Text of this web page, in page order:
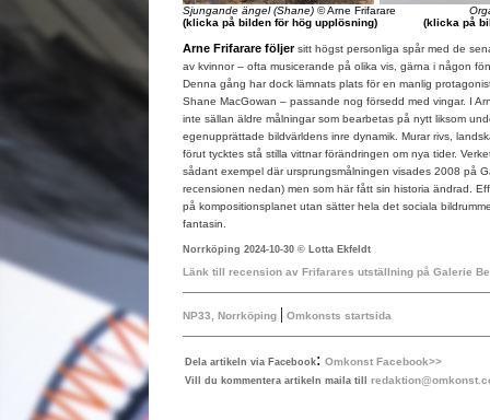
Sjungande ängel (Shane) © Arne Frifarare
(klicka på bilden för hög upplösning)
(klicka på
Arne Frifarare följersitt högst personliga spår med de
av kvinnor – ofta musicerande på olika vis, gärna i någon
Denna gång har dock lämnats plats för en manlig
Shane MacGowan – passande nog försedd med vingar. I
inte sällan äldre målningar som bearbetas på nytt liksom
egenupprättade bildvärldens inre dynamik. Murar rivs,
förut tycktes stå stilla vittnar förändringen om nya tider.
sådant exempel där ursprungsmålningen visades 2008 på
recensionen nedan) men som här fått sin historia ändrad.
på kompositionsplanet utan sätter hela det sociala
fantasin.
Norrköping 2024-10-30 © Lotta Ekfeldt
Länk till recension av Frifarares utställning på Galerie
NP33, Norrköping | Omkonsts startsida
Dela artikeln via Facebook: Omkonst Facebook>>
Vill du kommentera artikeln maila till